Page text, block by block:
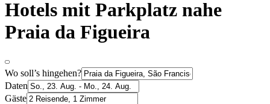
Hotels mit Parkplatz nahe
Praia da Figueira
Wo soll’s hingehen?
Daten
Gäste